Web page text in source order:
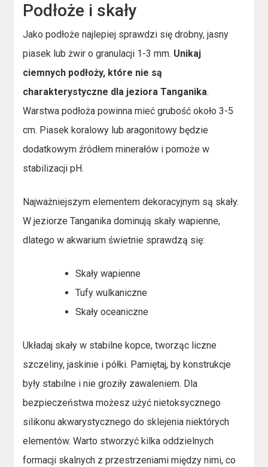
Podłoże i skały
Jako podłoże najlepiej sprawdzi się drobny, jasny
piasek lub żwir o granulacji 1-3 mm. Unikaj
ciemnych podłoży, które nie są
charakterystyczne dla jeziora Tanganika.
Warstwa podłoża powinna mieć grubość około 3-5
cm. Piasek koralowy lub aragonitowy będzie
dodatkowym źródłem minerałów i pomoże w
stabilizacji pH.
Najważniejszym elementem dekoracyjnym są skały.
W jeziorze Tanganika dominują skały wapienne,
dlatego w akwarium świetnie sprawdzą się:
Skały wapienne
Tufy wulkaniczne
Skały oceaniczne
Układaj skały w stabilne kopce, tworząc liczne
szczeliny, jaskinie i półki. Pamiętaj, by konstrukcje
były stabilne i nie groziły zawaleniem. Dla
bezpieczeństwa możesz użyć nietoksycznego
silikonu akwarystycznego do sklejenia niektórych
elementów. Warto stworzyć kilka oddzielnych
formacji skalnych z przestrzeniami między nimi, co